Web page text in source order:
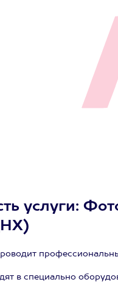
услуги:
в специально